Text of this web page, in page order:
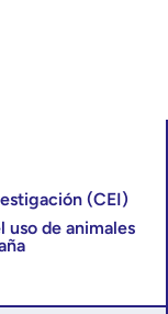
(CEI)
uso de animales